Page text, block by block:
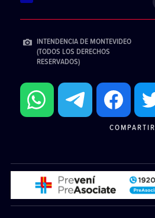
INTENDENCIA DE MONTEVIDEO
(TODOS LOS DERECHOS
RESERVADOS)
COMPARTIR